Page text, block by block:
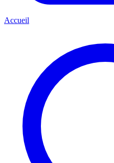
Accueil